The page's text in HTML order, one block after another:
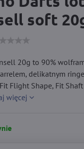
soft
20g to 90%
delikatnym
Flight Shape, Fit
więcej